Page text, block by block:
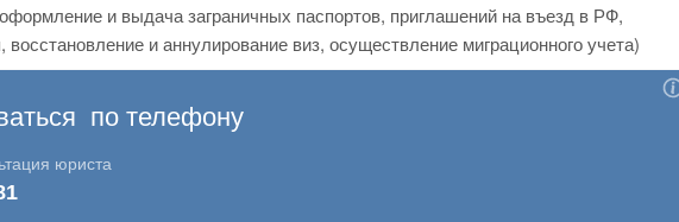
и выдача заграничных паспортов, приглашений на въезд в РФ,
восстановление и аннулирование виз, осуществление миграционного учета)